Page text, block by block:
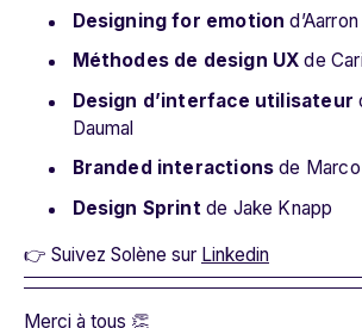
Designing for emotion
Méthodes de design UX de
Design d’interface utilisateur
Daumal
Branded interactions de
Design Sprintde Jake Knapp
👉 Suivez Solène sur Linkedin
Merci à tous 👏